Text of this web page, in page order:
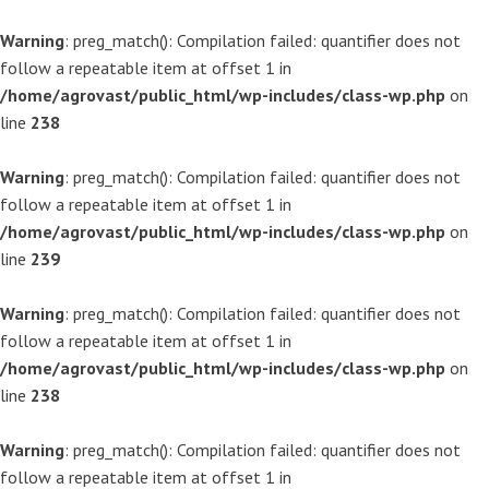
Warning: preg_match(): Compilation failed: quantifier does not
follow a repeatable item at offset 1 in
/home/agrovast/public_html/wp-includes/class-wp.php on
line 238
Warning: preg_match(): Compilation failed: quantifier does not
follow a repeatable item at offset 1 in
/home/agrovast/public_html/wp-includes/class-wp.php on
line 239
Warning: preg_match(): Compilation failed: quantifier does not
follow a repeatable item at offset 1 in
/home/agrovast/public_html/wp-includes/class-wp.php on
line 238
Warning: preg_match(): Compilation failed: quantifier does not
follow a repeatable item at offset 1 in